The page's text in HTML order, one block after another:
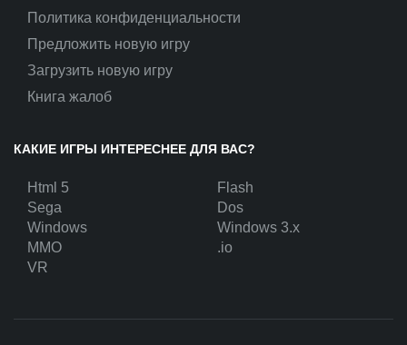
Политика конфиденциальности
Предложить новую игру
Загрузить новую игру
Книга жалоб
КАКИЕ ИГРЫ ИНТЕРЕСНЕЕ ДЛЯ ВАС?
Html 5
Flash
Sega
Dos
Windows
Windows 3.x
MMO
.io
VR